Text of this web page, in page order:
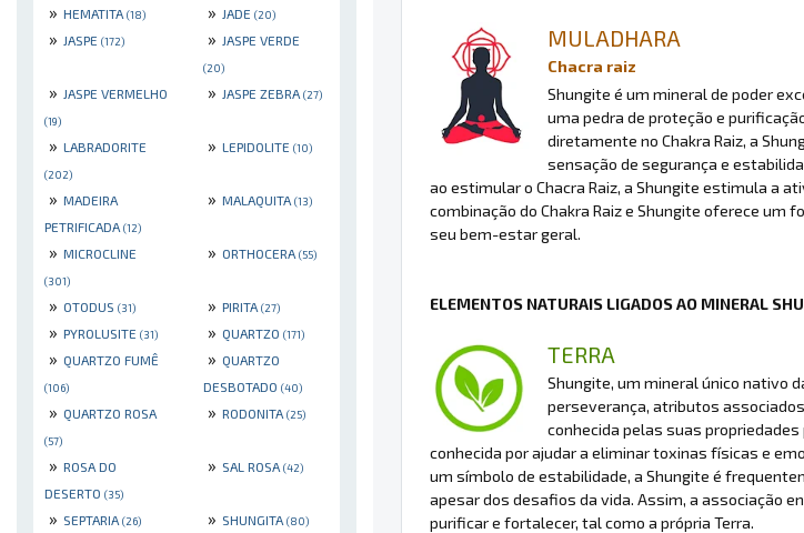
» HEMATITA (18) » JADE (20)
» JASPE (172) » JASPE VERDE
(20)
» JASPE VERMELHO
(19)
» JASPE ZEBRA (27)
» LABRADORITE
(202)
» LEPIDOLITE (10)
» MADEIRA
PETRIFICADA (12)
» MALAQUITA (13)
» MICROCLINE
(301)
» ORTHOCERA (55)
» OTODUS (31) » PIRITA (27)
» PYROLUSITE (31) » QUARTZO (171)
» QUARTZO FUMÊ
(106)
» QUARTZO
DESBOTADO (40)
» QUARTZO ROSA
(57)
» RODONITA (25)
» ROSA DO
DESERTO (35)
» SAL ROSA (42)
» SEPTARIA (26) » SHUNGITA (80)
MULADHARA
Chacra raiz
Shungite é um mineral de poder
uma pedra de proteção e
diretamente no Chakra Raiz, a
sensação de segurança e
ao estimular o Chacra Raiz, a Shungite estimula a
combinação do Chakra Raiz e Shungite oferece
seu bem-estar geral.
ELEMENTOS NATURAIS LIGADOS AO MINERAL
TERRA
Shungite, um mineral único nativo
perseverança, atributos
conhecida pelas suas
conhecida por ajudar a eliminar toxinas físicas e
um símbolo de estabilidade, a Shungite é
apesar dos desafios da vida. Assim, a associação
purificar e fortalecer, tal como a própria Terra.